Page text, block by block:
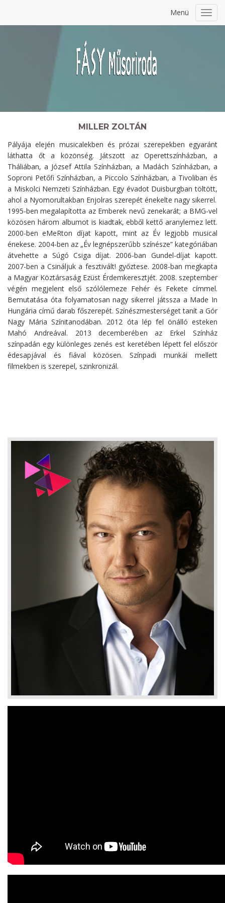
Menü
MILLER ZOLTÁN
Pályája elején musicalekben és prózai szerepekben egyaránt
láthatta őt a közönség. Játszott az Operettszínházban, a
Tháliában, a József Attila Színházban, a Madách Színházban, a
Soproni Petőfi Színházban, a Piccolo Színházban, a Tivoliban és
a Miskolci Nemzeti Színházban. Egy évadot Duisburgban töltött,
ahol a Nyomorultakban Enjolras szerepét énekelte nagy sikerrel.
1995-ben megalapította az Emberek nevű zenekarát; a BMG-vel
közösen három albumot is kiadtak, ebből kettő aranylemez lett.
2000-ben eMeRton díjat kapott, mint az Év legjobb musical
énekese. 2004-ben az „Év legnépszerűbb színésze” kategóriában
átvehette a Súgó Csiga díjat. 2006-ban Gundel-díjat kapott.
2007-ben a Csináljuk a fesztivált! győztese. 2008-ban megkapta
a Magyar Köztársaság Ezüst Érdemkeresztjét. 2008. szeptember
végén megjelent első szólólemeze Fehér és Fekete címmel.
Bemutatása óta folyamatosan nagy sikerrel játssza a Made In
Hungária című darab főszerepét. Színészmesterséget tanít a Gór
Nagy Mária Színitanodában. 2012 óta lép fel önálló esteken
Mahó Andreával. 2013 decemberében az Erkel Színház
színpadán egy különleges zenés est keretében lépett fel először
édesapjával és fiával közösen. Színpadi munkái mellett
filmekben is szerepel, szinkronizál.